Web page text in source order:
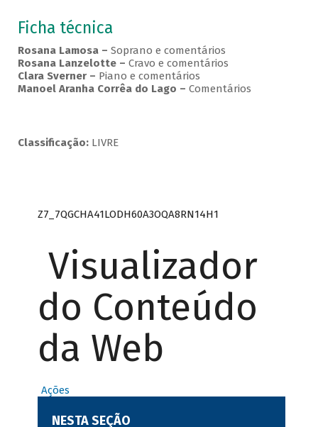
Ficha técnica
Rosana Lamosa – Soprano e comentários
Rosana Lanzelotte – Cravo e comentários
Clara Sverner – Piano e comentários
Manoel Aranha Corrêa do Lago – Comentários
Classificação:LIVRE
Z7_7QGCHA41LODH60A3OQA8RN14H1
Visualizador
do Conteúdo
da Web
Ações
NESTA SEÇÃO